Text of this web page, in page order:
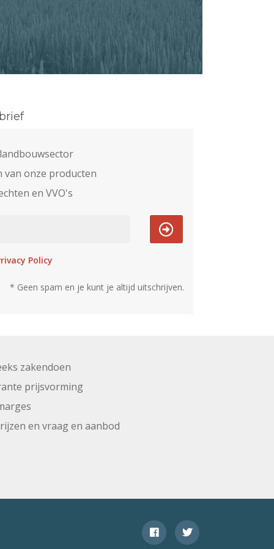
van onze producten
en VVO's
Policy
* Geen spam en je kunt je altijd uitschrijven.
zakendoen
prijsvorming
en vraag en aanbod